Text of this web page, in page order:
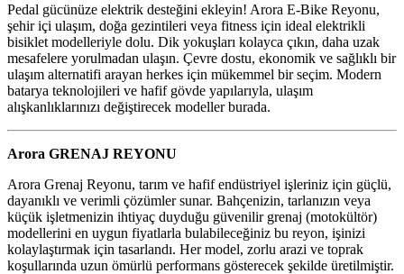
Pedal gücünüze elektrik desteğini ekleyin! Arora E-Bike Reyonu,
şehir içi ulaşım, doğa gezintileri veya fitness için ideal elektrikli
bisiklet modelleriyle dolu. Dik yokuşları kolayca çıkın, daha uzak
mesafelere yorulmadan ulaşın. Çevre dostu, ekonomik ve sağlıklı bir
ulaşım alternatifi arayan herkes için mükemmel bir seçim. Modern
batarya teknolojileri ve hafif gövde yapılarıyla, ulaşım
alışkanlıklarınızı değiştirecek modeller burada.
Arora GRENAJ REYONU
Arora Grenaj Reyonu, tarım ve hafif endüstriyel işleriniz için güçlü,
dayanıklı ve verimli çözümler sunar. Bahçenizin, tarlanızın veya
küçük işletmenizin ihtiyaç duyduğu güvenilir grenaj (motokültör)
modellerini en uygun fiyatlarla bulabileceğiniz bu reyon, işinizi
kolaylaştırmak için tasarlandı. Her model, zorlu arazi ve toprak
koşullarında uzun ömürlü performans gösterecek şekilde üretilmiştir.